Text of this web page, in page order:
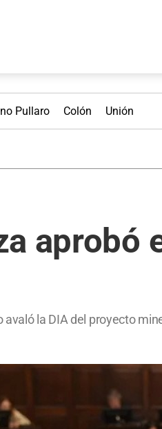
Pullaro Colón Unión
aprobó
avaló la DIA del proyecto